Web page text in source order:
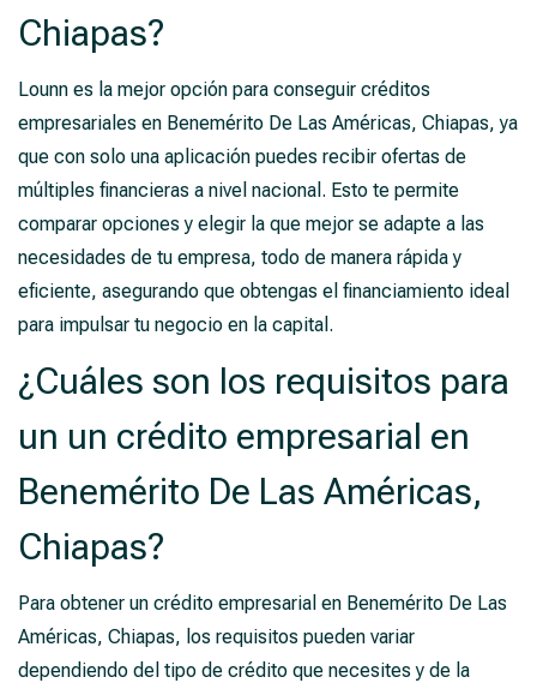
Chiapas?
Lounn es la mejor opción para conseguir créditos
empresariales en Benemérito De Las Américas, Chiapas, ya
que con solo una aplicación puedes recibir ofertas de
múltiples financieras a nivel nacional. Esto te permite
comparar opciones y elegir la que mejor se adapte a las
necesidades de tu empresa, todo de manera rápida y
eficiente, asegurando que obtengas el financiamiento ideal
para impulsar tu negocio en la capital.
¿Cuáles son los requisitos para
un un crédito empresarial en
Benemérito De Las Américas,
Chiapas?
Para obtener un crédito empresarial en Benemérito De Las
Américas, Chiapas, los requisitos pueden variar
dependiendo del tipo de crédito que necesites y de la